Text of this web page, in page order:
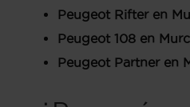
Peugeot Rifter en
Peugeot 108 en
Peugeot Partner en